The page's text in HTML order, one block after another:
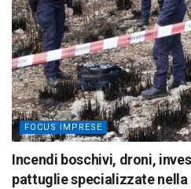
FOCUS IMPRESE
Incendi boschivi, droni,
pattuglie specializzate